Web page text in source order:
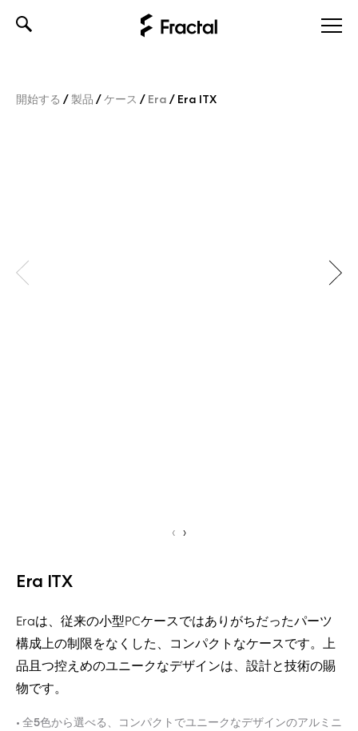
開始する /製品 /ケース / Era / Era ITX
‹ ›
Era ITX
Eraは、従来の小型PCケースではありがちだったパーツ
構成上の制限をなくした、コンパクトなケースです。上
品且つ控えめのユニークなデザインは、設計と技術の賜
物です。
• 全5色から選べる、コンパクトでユニークなデザインのアルミニ